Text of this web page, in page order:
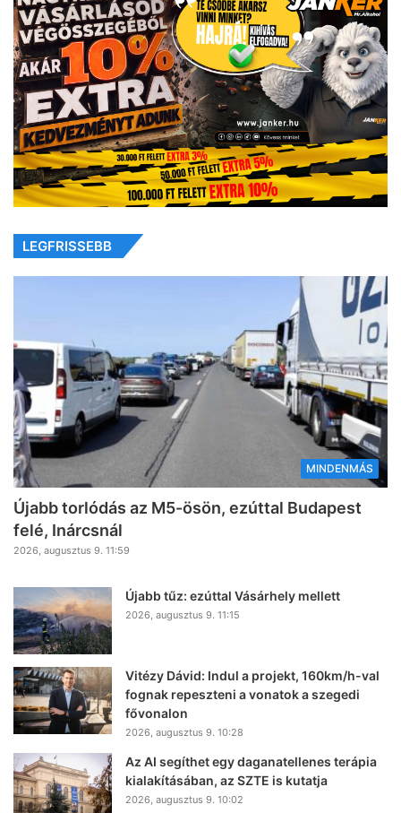
LEGFRISSEBB
MINDENMÁS
Újabb torlódás az M5-ösön, ezúttal Budapest
felé, Inárcsnál
2026, augusztus 9. 11:59
Újabb tűz: ezúttal Vásárhely mellett
2026, augusztus 9. 11:15
Vitézy Dávid: Indul a projekt, 160km/h-val
fognak repeszteni a vonatok a szegedi
fővonalon
2026, augusztus 9. 10:28
Az AI segíthet egy daganatellenes terápia
kialakításában, az SZTE is kutatja
2026, augusztus 9. 10:02